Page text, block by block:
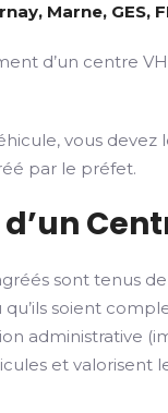
Marne, GES,
d’un centre
vous
par le préfet.
sont tenus
soient
administrative
et valorisent